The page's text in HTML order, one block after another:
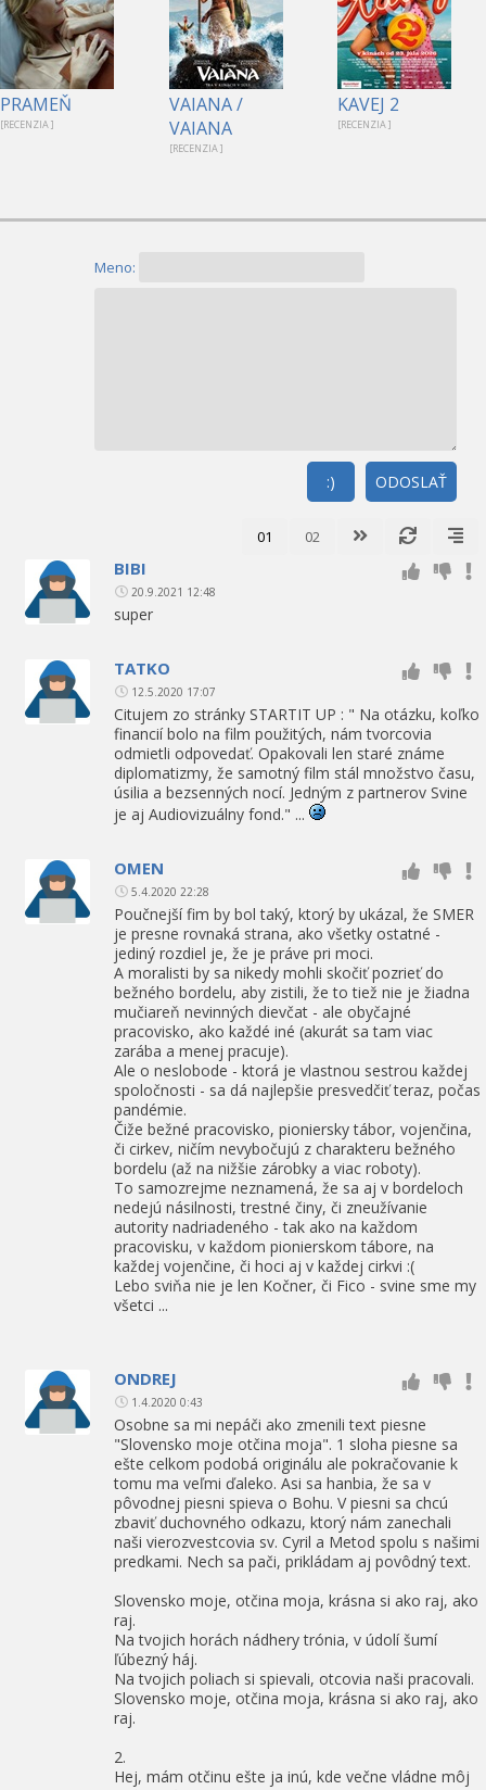
PRAMEŇ
[RECENZIA ]
VAIANA /
VAIANA
[RECENZIA ]
KAVEJ 2
[RECENZIA ]
Meno:
ODOSLAŤ
:)
01 02
BIBI
20.9.2021 12:48
super
TATKO
12.5.2020 17:07
Citujem zo stránky STARTIT UP : " Na otázku, koľko
financií bolo na film použitých, nám tvorcovia
odmietli odpovedať. Opakovali len staré známe
diplomatizmy, že samotný film stál množstvo času,
úsilia a bezsenných nocí. Jedným z partnerov Svine
je aj Audiovizuálny fond." ...
OMEN
5.4.2020 22:28
Poučnejší fim by bol taký, ktorý by ukázal, že SMER
je presne rovnaká strana, ako všetky ostatné -
jediný rozdiel je, že je práve pri moci.
A moralisti by sa nikedy mohli skočiť pozrieť do
bežného bordelu, aby zistili, že to tiež nie je žiadna
mučiareň nevinných dievčat - ale obyčajné
pracovisko, ako každé iné (akurát sa tam viac
zarába a menej pracuje).
Ale o neslobode - ktorá je vlastnou sestrou každej
spoločnosti - sa dá najlepšie presvedčiť teraz, počas
pandémie.
Čiže bežné pracovisko, pioniersky tábor, vojenčina,
či cirkev, ničím nevybočujú z charakteru bežného
bordelu (až na nižšie zárobky a viac roboty).
To samozrejme neznamená, že sa aj v bordeloch
nedejú násilnosti, trestné činy, či zneužívanie
autority nadriadeného - tak ako na každom
pracovisku, v každom pionierskom tábore, na
každej vojenčine, či hoci aj v každej cirkvi :(
Lebo sviňa nie je len Kočner, či Fico - svine sme my
všetci ...
ONDREJ
1.4.2020 0:43
Osobne sa mi nepáči ako zmenili text piesne
"Slovensko moje otčina moja". 1 sloha piesne sa
ešte celkom podobá originálu ale pokračovanie k
tomu ma veľmi ďaleko. Asi sa hanbia, že sa v
pôvodnej piesni spieva o Bohu. V piesni sa chcú
zbaviť duchovného odkazu, ktorý nám zanechali
naši vierozvestcovia sv. Cyril a Metod spolu s našimi
predkami. Nech sa pači, prikládam aj povôdný text.
Slovensko moje, otčina moja, krásna si ako raj, ako
raj.
Na tvojich horách nádhery trónia, v údolí šumí
ľúbezný háj.
Na tvojich poliach si spievali, otcovia naši pracovali.
Slovensko moje, otčina moja, krásna si ako raj, ako
raj.
2.
Hej, mám otčinu ešte ja inú, kde večne vládne môj